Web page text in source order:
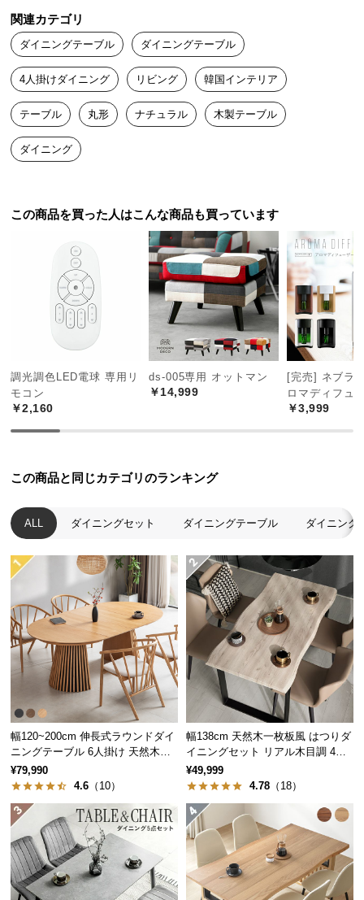
つ
い
て
開
梱
設
置
ス
経
路
に
つ
返
品・
ャ
セ
ル
に
つ
い
保
証
に
つ
い
会
員
おしゃれすぎる！組み立ては少し苦戦しましたが、部屋がワンラ
ンクアップ。
関連カテゴリ
ダイニングテーブル ダイニングテーブル
4人掛けダイニング リビング 韓国インテリア
テーブル 丸形 ナチュラル 木製テーブル
ダイニング
この商品を買った人はこんな商品も買っています
調光調色LED電球 専用リ
モコン
￥2,160
ds-005専用 オットマン
￥14,999
[完売] ネブラ
ロマディフュ
￥3,999
この商品と同じカテゴリのランキング
ALL ダイニングセット ダイニングテーブル ダイニング
幅120~200cm 伸長式ラウンドダイ
ニングテーブル 6人掛け 天然木突
板 美しい格子デザイン
¥79,990
4.6 （10）
幅138cm 天然木一枚板風 はつりダ
イニングセット リアル木目調 4人
掛け チェア4脚セット
¥49,999
4.78 （18）